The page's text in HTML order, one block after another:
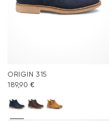
ORIGIN 315
189,90 €